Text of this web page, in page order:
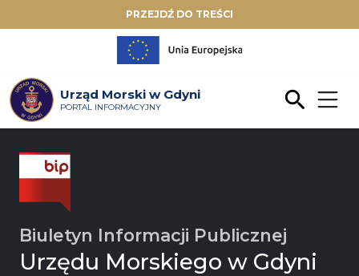
PRZEJDŹ DO TREŚCI
Urząd Morski w Gdyni
PORTAL INFORMACYJNY
Biuletyn Informacji Publicznej
Urzędu Morskiego w Gdyni